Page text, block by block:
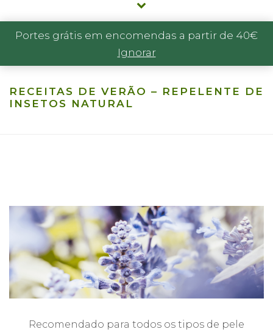
Portes grátis em encomendas a partir de 40€
Ignorar
RECEITAS DE VERÃO – REPELENTE DE
INSETOS NATURAL
Recomendado para todos os tipos de pele